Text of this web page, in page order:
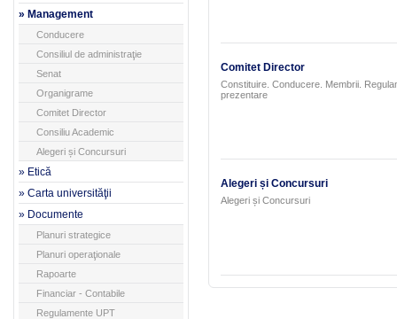
» Management
Conducere
Consiliul de administraţie
Senat
Organigrame
Comitet Director
Consiliu Academic
Alegeri și Concursuri
» Etică
» Carta universităţii
» Documente
Planuri strategice
Planuri operaţionale
Rapoarte
Financiar - Contabile
Regulamente UPT
Comitet Director
Constituire. Conducere. Membrii.
prezentare
Alegeri și Concursuri
Alegeri și Concursuri